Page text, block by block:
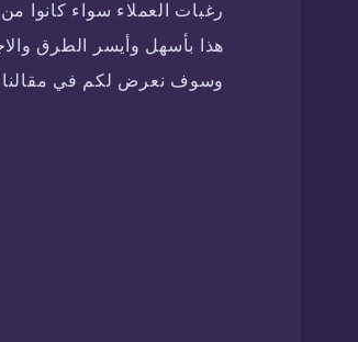
رغبات العملاء سواء كانوا
هذا بأسهل وأيسر الطرق
وسوف نعرض لكم في مقالنا